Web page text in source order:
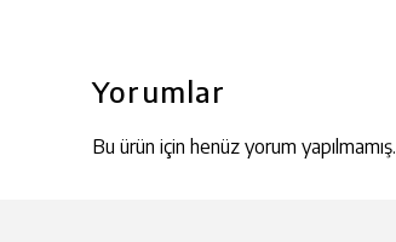
Yorumlar
Bu ürün için henüz yorum yapılmamış.